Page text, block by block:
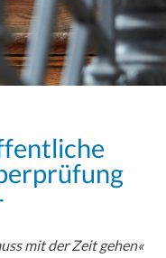
mit der Zeit gehen«